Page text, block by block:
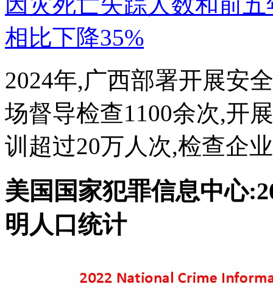
2024年,广西部署开展安
场督导检查1100余次,开
训超过20万人次,检查企
美国国家犯罪信息中心
明人口统计